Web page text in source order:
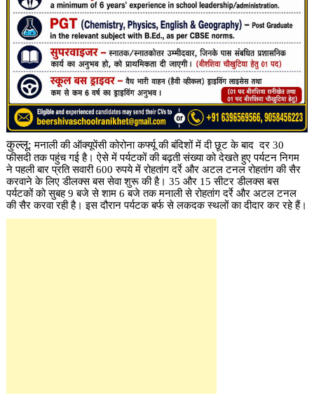
कुल्लू:मनाली की ऑक्यूपेंसी कोरोना कर्फ्यू की बंदिशों में दी छूट के बाद दर 30
फीसदी तक पहुंच गई है। ऐसे में पर्यटकों की बढ़ती संख्या को देखते हुए पर्यटन निगम
ने पहली बार प्रति सवारी 600 रुपये में रोहतांग दर्रे और अटल टनल रोहतांग की सैर
करवाने के लिए डीलक्स बस सेवा शुरू की है। 35 और 15 सीटर डीलक्स बस
पर्यटकों को सुबह 9 बजे से शाम 6 बजे तक मनाली से रोहतांग दर्रे और अटल टनल
की सैर करवा रही है। इस दौरान पर्यटक बर्फ से लकदक स्थलों का दीदार कर रहे हैं।